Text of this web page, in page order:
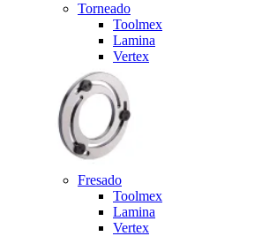
Torneado
Toolmex
Lamina
Vertex
Fresado
Toolmex
Lamina
Vertex